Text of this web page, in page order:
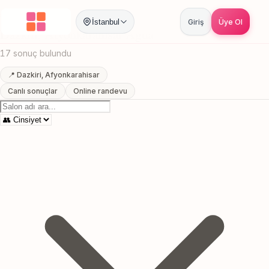
İstanbul Giriş Üye Ol
Anasayfa / Afyonkarahisar Dazkiri
Dazkiri, Afyonkarahisar Agda
17 sonuç bulundu
📍 Dazkiri, Afyonkarahisar
Canlı sonuçlar
Online randevu